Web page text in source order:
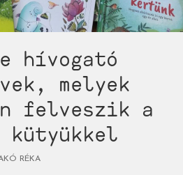
hívogató
melyek
felveszik a
kütyükkel
RÉKA